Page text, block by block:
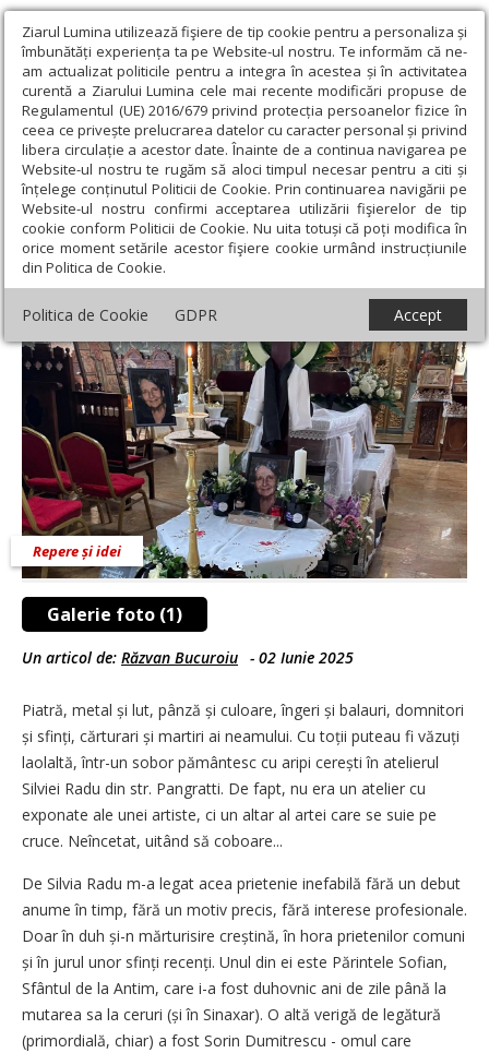
Ziarul Lumina utilizează fişiere de tip cookie pentru a personaliza și
îmbunătăți experiența ta pe Website-ul nostru. Te informăm că ne-
am actualizat politicile pentru a integra în acestea și în activitatea
curentă a Ziarului Lumina cele mai recente modificări propuse de
Regulamentul (UE) 2016/679 privind protecția persoanelor fizice în
ceea ce privește prelucrarea datelor cu caracter personal și privind
libera circulație a acestor date. Înainte de a continua navigarea pe
Website-ul nostru te rugăm să aloci timpul necesar pentru a citi și
înțelege conținutul Politicii de Cookie. Prin continuarea navigării pe
Website-ul nostru confirmi acceptarea utilizării fişierelor de tip
cookie conform Politicii de Cookie. Nu uita totuși că poți modifica în
orice moment setările acestor fişiere cookie urmând instrucțiunile
din Politica de Cookie.
Politica de Cookie GDPR Accept
Ziarul Lumina › Opinii › Repere și idei › Altar sau atelier?
Ambele!
Altar sau atelier? Ambele!
Galerie foto (1)
Repere și idei
Un articol de: Răzvan Bucuroiu - 02 Iunie 2025
Piatră, metal și lut, pânză și culoare, îngeri și balauri, domnitori
și sfinți, cărturari și martiri ai neamului. Cu toții puteau fi văzuți
laolaltă, într-un sobor pământesc cu aripi cerești în atelierul
Silviei Radu din str. Pangratti. De fapt, nu era un atelier cu
exponate ale unei artiste, ci un altar al artei care se suie pe
cruce. Neîncetat, uitând să coboare...
De Silvia Radu m-a legat acea prietenie inefabilă fără un debut
anume în timp, fără un motiv precis, fără interese profesionale.
Doar în duh și-n mărturisire creștină, în hora prietenilor comuni
și în jurul unor sfinți recenți. Unul din ei este Părintele Sofian,
Sfântul de la Antim, care i-a fost duhovnic ani de zile până la
mutarea sa la ceruri (și în Sinaxar). O altă verigă de legătură
(primordială, chiar) a fost Sorin Dumitrescu - omul care